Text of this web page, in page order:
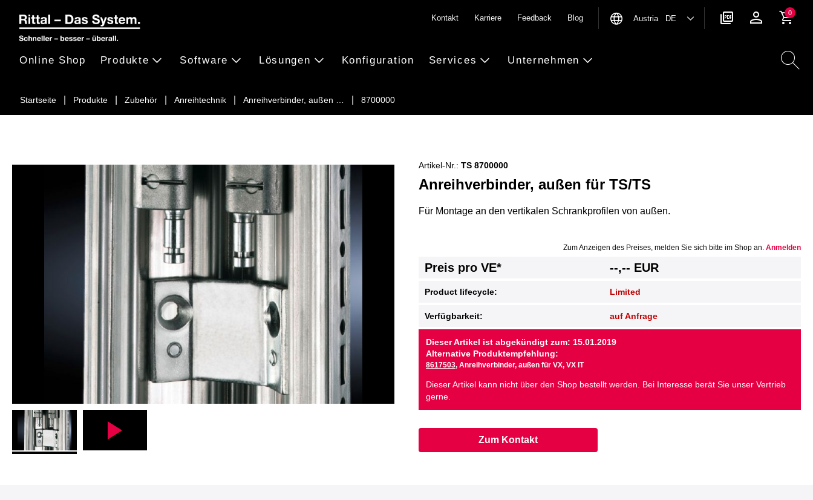
Startseite Produkte Zubehör Anreihtechnik Anreihverbinder, außen … 8700000
Online Shop Produkte Software Lösungen Konfiguration Services Unternehmen
Kontakt Karriere Feedback Blog Austria DE
0
Anreihverbinder, außen für TS/TS
Artikel-Nr.: TS 8700000
Für Montage an den vertikalen Schrankprofilen von außen.
Zum Anzeigen des Preises, melden Sie sich bitte im Shop an. Anmelden
Preis pro VE* --,-- EUR
Product lifecycle: Limited
Verfügbarkeit: auf Anfrage
Dieser Artikel ist abgekündigt zum: 15.01.2019
Alternative Produktempfehlung:
8617503, Anreihverbinder, außen für VX, VX IT
Dieser Artikel kann nicht über den Shop bestellt werden. Bei Interesse berät Sie unser Vertrieb
gerne.
Zum Kontakt